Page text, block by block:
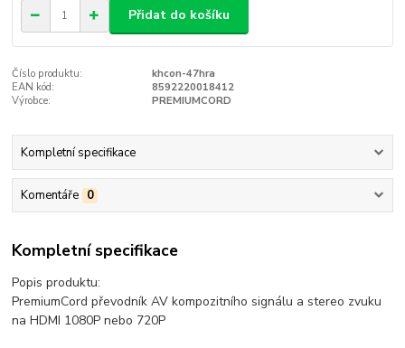
Přidat do košíku
Číslo produktu:
khcon-47hra
EAN kód:
8592220018412
Výrobce:
PREMIUMCORD
Kompletní specifikace
Komentáře 0
Kompletní specifikace
Popis produktu:
PremiumCord převodník AV kompozitního signálu a stereo zvuku
na HDMI 1080P nebo 720P